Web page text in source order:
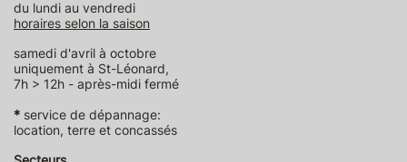
du lundi au vendredi
horaires selon la saison
samedi d'avril à octobre
uniquement à St-Léonard,
7h > 12h - après-midi fermé
* service de dépannage:
location, terre et concassés